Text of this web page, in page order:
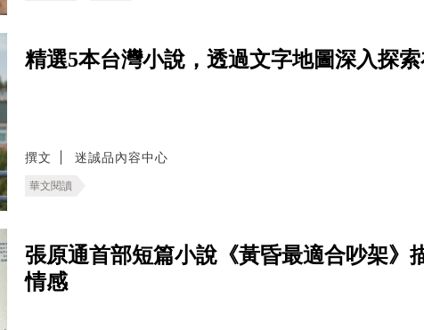
精選5本台灣小說，透過文字地圖深入探
撰文 迷誠品內容中心
華文閱讀
張原通首部短篇小說《黃昏最適合吵架》
情感